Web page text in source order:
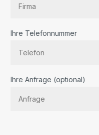
Ihre Telefonnummer
Sie
Ihre Anfrage (optional)